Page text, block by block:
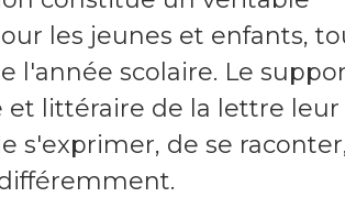
les jeunes et enfants,
l'année scolaire. Le
et littéraire de la lettre leur
s'exprimer, de se